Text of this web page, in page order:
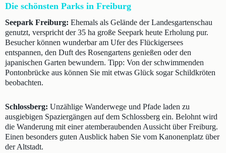
Die schönsten Parks in Freiburg
Seepark Freiburg: Ehemals als Gelände der Landesgartenschau
genutzt, verspricht der 35 ha große Seepark heute Erholung pur.
Besucher können wunderbar am Ufer des Flückigersees
entspannen, den Duft des Rosengartens genießen oder den
japanischen Garten bewundern. Tipp: Von der schwimmenden
Pontonbrücke aus können Sie mit etwas Glück sogar Schildkröten
beobachten.
Schlossberg: Unzählige Wanderwege und Pfade laden zu
ausgiebigen Spaziergängen auf dem Schlossberg ein. Belohnt wird
die Wanderung mit einer atemberaubenden Aussicht über Freiburg.
Einen besonders guten Ausblick haben Sie vom Kanonenplatz über
der Altstadt.